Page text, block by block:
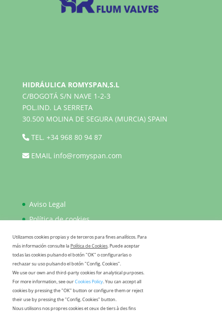
HIDRÁULICA ROMYSPAN,S.L
C/BOGOTÁ S/N NAVE 1-2-3
POL.IND. LA SERRETA
30.500 MOLINA DE SEGURA (MURCIA) SPAIN
TEL. +34 968 80 94 87
EMAIL info@romyspan.com
Aviso Legal
Política de cookies
Política de privacidad
FAQ
Utilizamos cookies propias y de terceros para fines analíticos. Para
más información consulte laPolítica de Cookies. Puede aceptar
todas las cookies pulsando el botón "OK" o configurarlas o
rechazar su uso pulsando el botón "Config. Cookies".
We use our own and third-party cookies for analytical purposes.
For more information, see ourCookies Policy. You can accept all
cookies by pressing the "OK" button or configure them or reject
their use by pressing the "Config. Cookies" button.
Nous utilisons nos propres cookies et ceux de tiers à des fins